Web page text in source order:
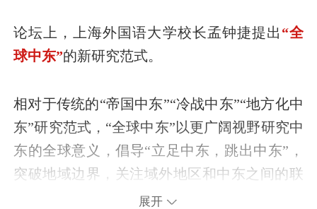
论坛上，上海外国语大学校长孟钟捷提出 “全
球中东”的新研究范式。
相对于传统的“帝国中东”“冷战中东”“地方化中
东”研究范式，“全球中东”以更广阔视野研究中
东的全球意义，倡导“立足中东，跳出中东”，
突破地域边界，关注域外地区和中东之间的联
系互动；以立体多维的角度，探寻中东发展的
展开